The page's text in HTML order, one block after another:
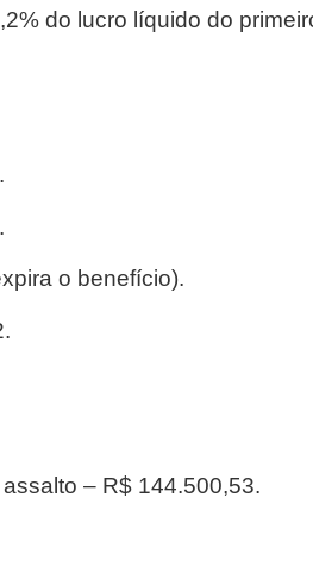
do lucro líquido do
o benefício).
– R$ 144.500,53.